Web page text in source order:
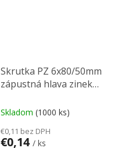
Skrutka PZ 6x80/50mm
zápustná hlava zinek
Skladom (1000 ks)
€0,11 bez DPH
€0,14 / ks